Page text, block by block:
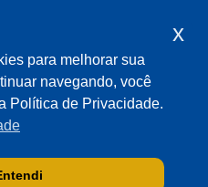
para melhorar sua
navegando, você
Política de Privacidade.
x